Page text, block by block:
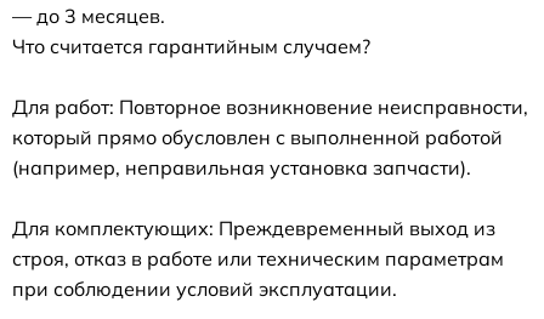
— до 3 месяцев.
Что считается гарантийным случаем?
Для работ: Повторное возникновение неисправности,
который прямо обусловлен с выполненной работой
(например, неправильная установка запчасти).
Для комплектующих: Преждевременный выход из
строя, отказ в работе или техническим параметрам
при соблюдении условий эксплуатации.